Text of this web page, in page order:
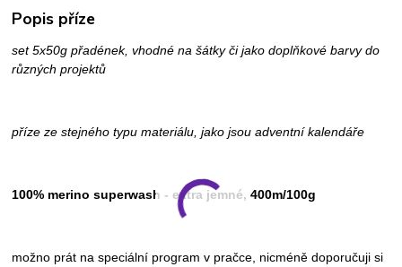
Popis příze
set 5x50g přadének, vhodné na šátky či jako doplňkové barvy do
různých projektů
příze ze stejného typu materiálu, jako jsou adventní kalendáře
100% merino superwash - extra jemné, 400m/100g
možno prát na speciální program v pračce, nicméně doporučuji si